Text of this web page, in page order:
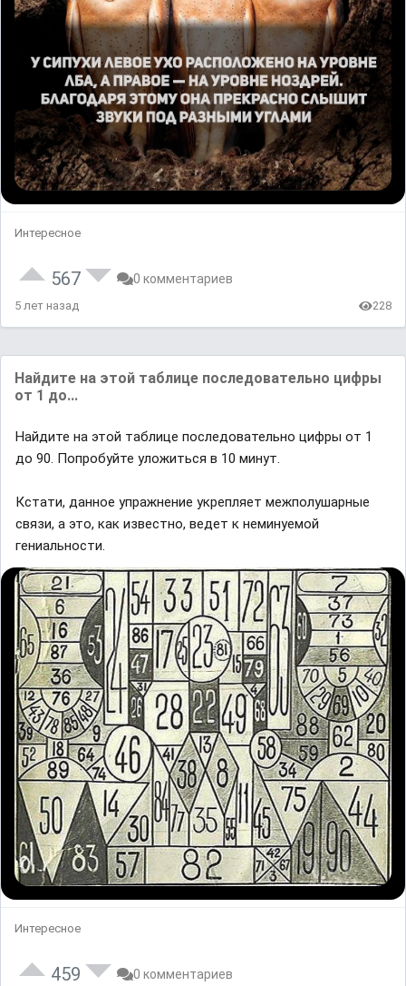
Интересное
567 0 комментариев
5 лет назад 228
Найдите на этой таблице последовательно цифры
от 1 до...
Найдите на этой таблице последовательно цифры от 1
до 90. Попробуйте уложиться в 10 минут.
Кстати, данное упражнение укрепляет межполушарные
связи, а это, как известно, ведет к неминуемой
гениальности.
Интересное
459 0 комментариев